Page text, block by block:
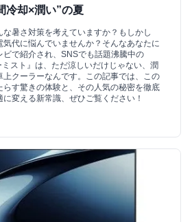
冷却×潤い”の夏
暑さ対策を考えていますか？もしかし
代に悩んでいませんか？そんなあなたに
ビで紹介され、SNSでも話題沸騰中の
ミスト』は、ただ涼しいだけじゃない、潤
上クーラーなんです。この記事では、この
らす驚きの体験と、その人気の秘密を徹底
変える新常識、ぜひご覧ください！